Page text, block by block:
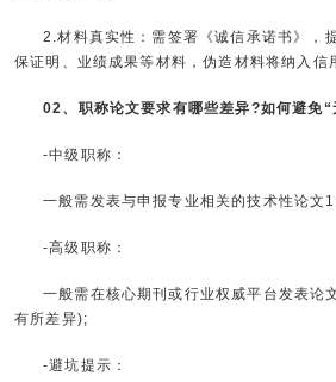
2.材料真实性：需签署《诚信承诺书》，
保证明、业绩成果等材料，伪造材料将纳入信
02、职称论文要求有哪些差异?如何避免“
-中级职称：
一般需发表与申报专业相关的技术性论文
-高级职称：
一般需在核心期刊或行业权威平台发表论
有所差异);
-避坑提示：